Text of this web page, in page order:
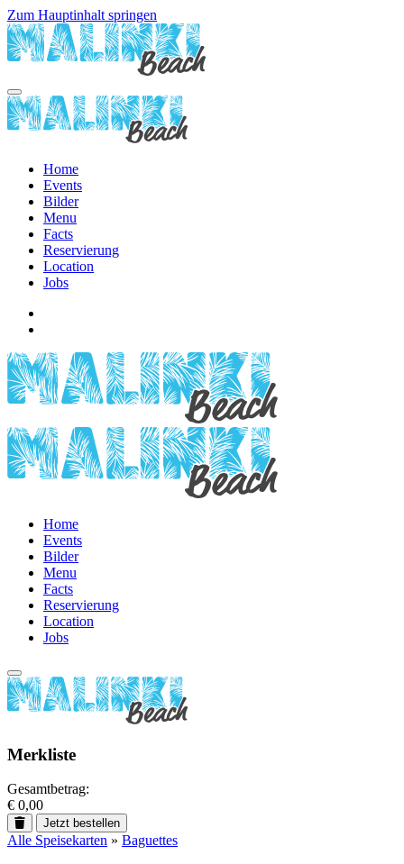
Zum Hauptinhalt springen
Home
Events
Bilder
Menu
Facts
Reservierung
Location
Jobs
Home
Events
Bilder
Menu
Facts
Reservierung
Location
Jobs
Merkliste
Gesamtbetrag:
€ 0,00
Jetzt bestellen
Alle Speisekarten » Baguettes